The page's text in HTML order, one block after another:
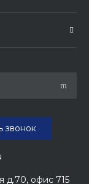
д.70, офис 715
звонок